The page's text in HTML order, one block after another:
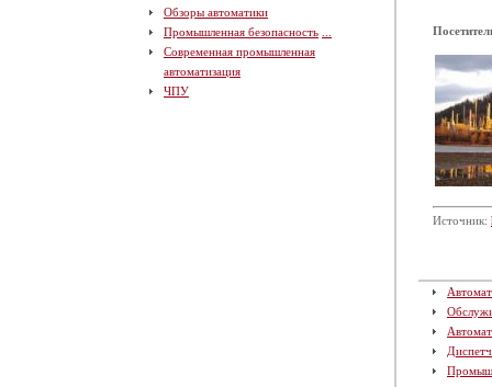
Обзоры автоматики
Промышленная безопасность
Современная промышленная
автоматизация
ЧПУ
Источник: